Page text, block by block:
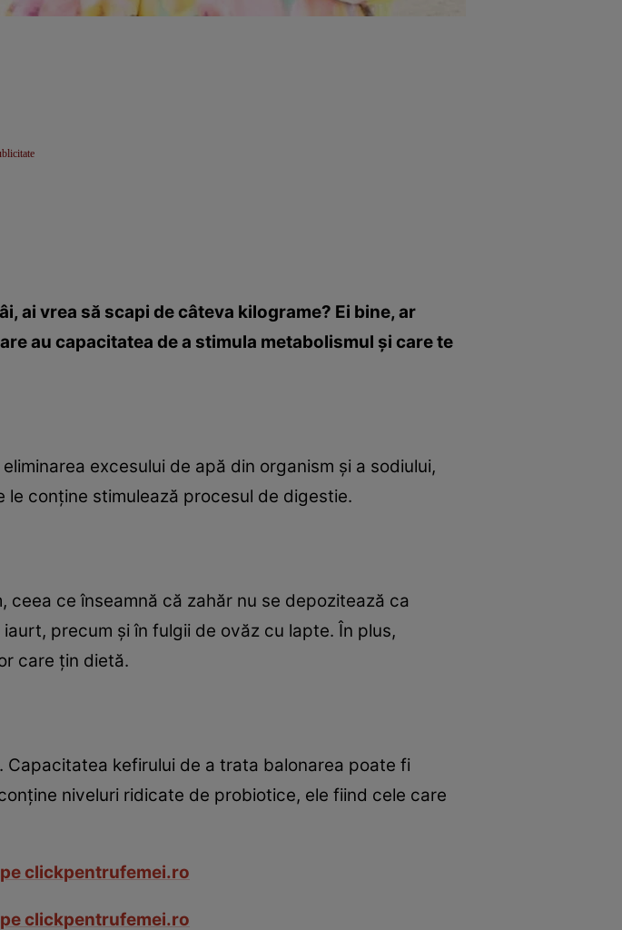
ai vrea să scapi de câteva kilograme? Ei bine, ar
au capacitatea de a stimula metabolismul şi care te
excesului de apă din organism şi a sodiului,
conţine stimulează procesul de digestie.
ce înseamnă că zahăr nu se depozitează ca
precum şi în fulgii de ovăz cu lapte. În plus,
care ţin dietă.
kefirului de a trata balonarea poate fi
niveluri ridicate de probiotice, ele fiind cele care
clickpentrufemei.ro
clickpentrufemei.ro